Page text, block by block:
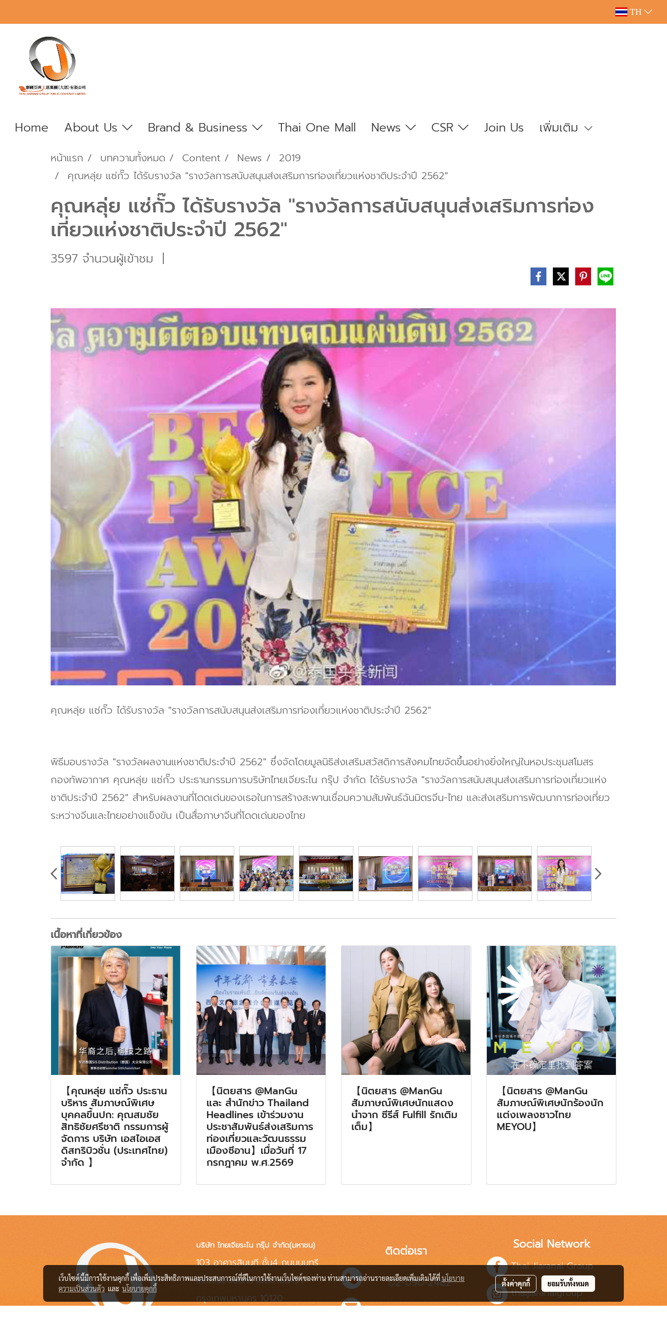
TH
Home About Us Brand & Business Thai One Mall News CSR Join Us เพิ่มเติม
หน้าแรก บทความทั้งหมด Content News
2019
คุณหลุ่ย แซ่กั๊ว ได้รับรางวัล "รางวัลการสนับสนุนส่งเสริมการท่องเที่ยวแห่งชาติประจำปี 2562"
คุณหลุ่ย แซ่กั๊ว ได้รับรางวัล "รางวัลการสนับสนุนส่งเสริมการท่อง
เที่ยวแห่งชาติประจำปี 2562"
3597 จำนวนผู้เข้าชม |
คุณหลุ่ย แซ่กั๊ว ได้รับรางวัล "รางวัลการสนับสนุนส่งเสริมการท่องเที่ยวแห่งชาติประจำปี 2562"
พิธีมอบรางวัล "รางวัลผลงานแห่งชาติประจำปี 2562" ซึ่งจัดโดยมูลนิธิส่งเสริมสวัสดิการสังคมไทยจัดขึ้นอย่างยิ่งใหญ่ในหอประชุมสโมสร
กองทัพอากาศ คุณหลุ่ย แซ่กั๊ว ประธานกรรมการบริษัทไทยเจียระไน กรุ๊ป จำกัด ได้รับรางวัล "รางวัลการสนับสนุนส่งเสริมการท่องเที่ยวแห่ง
ชาติประจำปี 2562" สำหรับผลงานที่โดดเด่นของเธอในการสร้างสะพานเชื่อมความสัมพันธ์ฉันมิตรจีน-ไทย และส่งเสริมการพัฒนาการท่องเที่ยว
ระหว่างจีนและไทยอย่างแข็งขัน เป็นสื่อภาษาจีนที่โดดเด่นของไทย
เนื้อหาที่เกี่ยวข้อง
【คุณหลุ่ย แซ่กั๊ว ประธาน
บริหาร สัมภาษณ์พิเศษ
บุคคลขึ้นปก: คุณสมชัย
สิทธิชัยศรีชาติ กรรมการผู้
จัดการ บริษัท เอสไอเอส
ดิสทริบิวชั่น (ประเทศไทย)
จำกัด 】
【นิตยสาร @ManGu
และ สำนักข่าว Thailand
Headlines เข้าร่วมงาน
ประชาสัมพันธ์ส่งเสริมการ
ท่องเที่ยวและวัฒนธรรม
เมืองซีอาน】เมื่อวันที่ 17
กรกฎาคม พ.ศ.2569
【นิตยสาร @ManGu
สัมภาษณ์พิเศษนักแสดง
นำจาก ซีรีส์ Fulfill รักเติม
เต็ม】
【นิตยสาร @ManGu
สัมภาษณ์พิเศษนักร้องนัก
แต่งเพลงชาวไทย
MEYOU】
บริษัท ไทยเจียระไน กรุ๊ป จำกัด(มหาชน)
103 อาคารสินนที ชั้น4 ถนนนนทรี
แขวงช่องนนทรี เขตยานนาวา
กรุงเทพมหานคร 10120
ติดต่อเรา
02-090-2482
Social Network
Thai Jiaranai Group
thaijiaranaigroup
เว็บไซต์นี้มีการใช้งานคุกกี้ เพื่อเพิ่มประสิทธิภาพและประสบการณ์ที่ดีในการใช้งานเว็บไซต์ของท่าน ท่านสามารถอ่านรายละเอียดเพิ่มเติมได้ที่นโยบาย
ความเป็นส่วนตัว และ นโยบายคุกกี้
ตั้งค่าคุกกี้ ยอมรับทั้งหมด